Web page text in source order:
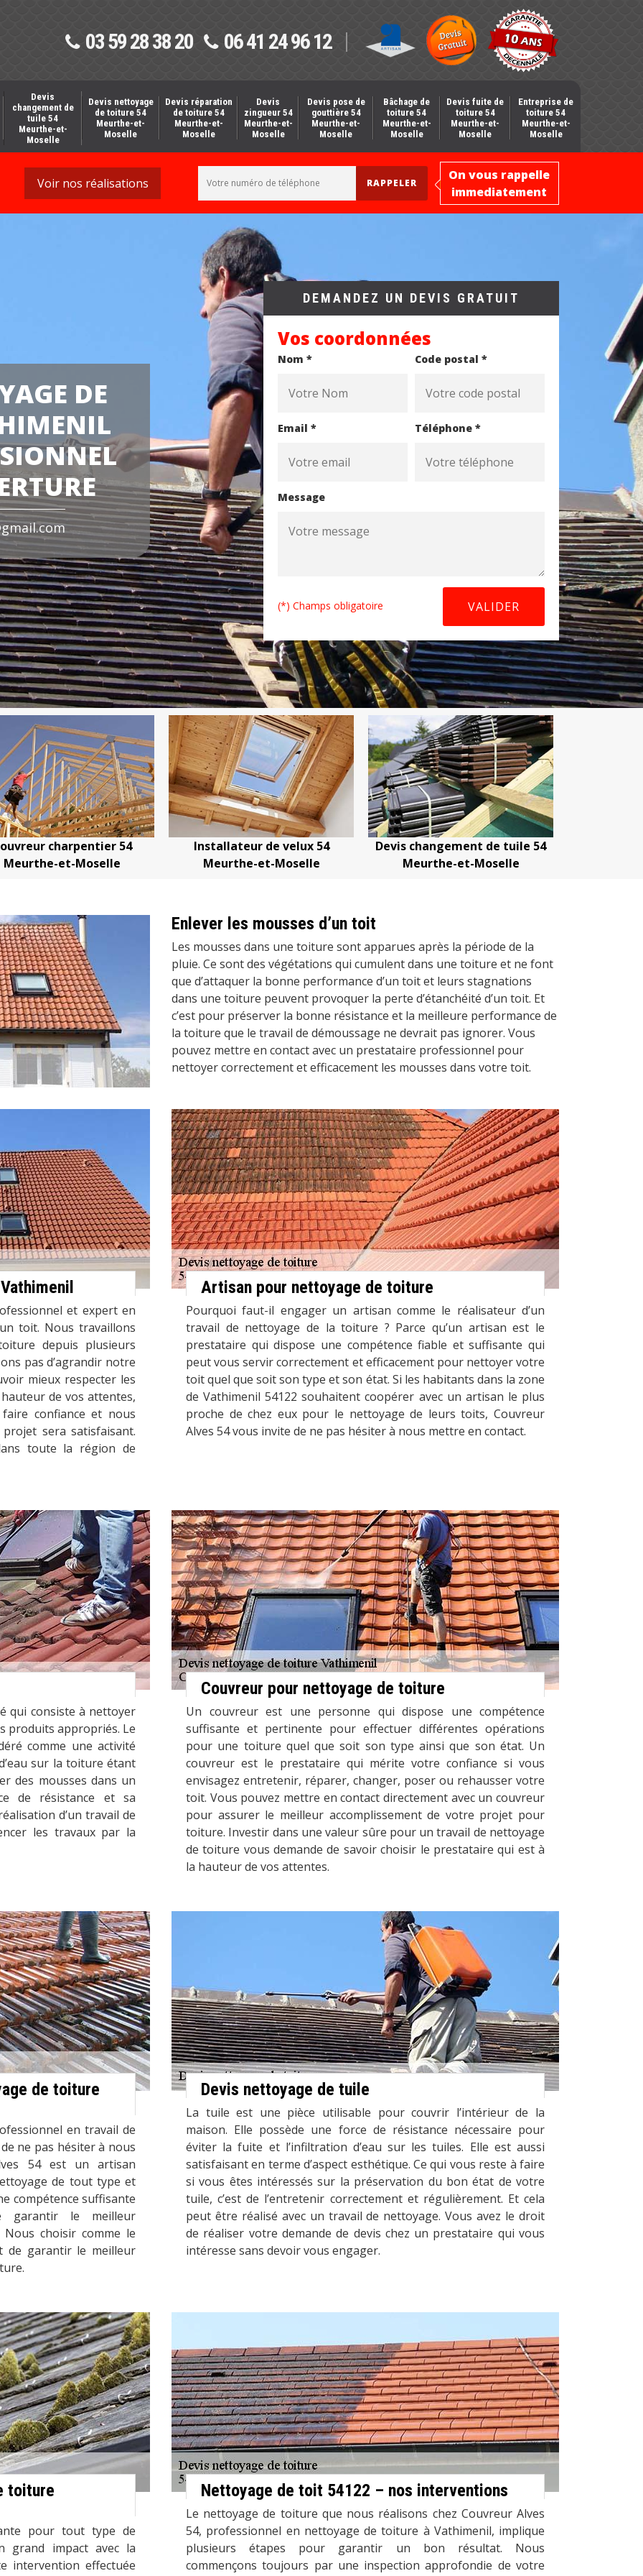
03 59 28 38 20 06 41 24 96 12
Devis
changement de
tuile 54
Meurthe-et-
Moselle
Devis nettoyage
de toiture 54
Meurthe-et-
Moselle
Devis réparation
de toiture 54
Meurthe-et-
Moselle
Devis
zingueur 54
Meurthe-et-
Moselle
Devis pose de
gouttière 54
Meurthe-et-
Moselle
Bâchage de
toiture 54
Meurthe-et-
Moselle
Devis fuite de
toiture 54
Meurthe-et-
Moselle
Entreprise de
toiture 54
Meurthe-et-
Moselle
Voir nos réalisations
On vous rappelle
immediatement
DE
DEMANDEZ UN DEVIS GRATUIT
Vos coordonnées
Nom * Code postal *
Email * Téléphone *
Message
(*) Champs obligatoire
charpentier 54
Meurthe-et-Moselle
Installateur de velux 54
Meurthe-et-Moselle
Devis changement de tuile 54
Meurthe-et-Moselle
Enlever les mousses d’un toit
Les mousses dans une toiture sont apparues après la période de la
pluie. Ce sont des végétations qui cumulent dans une toiture et ne font
que d’attaquer la bonne performance d’un toit et leurs stagnations
dans une toiture peuvent provoquer la perte d’étanchéité d’un toit. Et
c’est pour préserver la bonne résistance et la meilleure performance de
la toiture que le travail de démoussage ne devrait pas ignorer. Vous
pouvez mettre en contact avec un prestataire professionnel pour
nettoyer correctement et efficacement les mousses dans votre toit.
et expert en
toit. Nous travaillons
depuis plusieurs
pas d’agrandir notre
mieux respecter les
de vos attentes,
confiance et nous
sera satisfaisant.
toute la région de
Artisan pour nettoyage de toiture
Pourquoi faut-il engager un artisan comme le réalisateur d’un
travail de nettoyage de la toiture ? Parce qu’un artisan est le
prestataire qui dispose une compétence fiable et suffisante qui
peut vous servir correctement et efficacement pour nettoyer votre
toit quel que soit son type et son état. Si les habitants dans la zone
de Vathimenil 54122 souhaitent coopérer avec un artisan le plus
proche de chez eux pour le nettoyage de leurs toits, Couvreur
Alves 54 vous invite de ne pas hésiter à nous mettre en contact.
qui consiste à nettoyer
produits appropriés. Le
comme une activité
sur la toiture étant
des mousses dans un
de résistance et sa
d’un travail de
les travaux par la
Couvreur pour nettoyage de toiture
Un couvreur est une personne qui dispose une compétence
suffisante et pertinente pour effectuer différentes opérations
pour une toiture quel que soit son type ainsi que son état. Un
couvreur est le prestataire qui mérite votre confiance si vous
envisagez entretenir, réparer, changer, poser ou rehausser votre
toit. Vous pouvez mettre en contact directement avec un couvreur
pour assurer le meilleur accomplissement de votre projet pour
toiture. Investir dans une valeur sûre pour un travail de nettoyage
de toiture vous demande de savoir choisir le prestataire qui est à
la hauteur de vos attentes.
de toiture
en travail de
ne pas hésiter à nous
54 est un artisan
de tout type et
compétence suffisante
garantir le meilleur
choisir comme le
de garantir le meilleur
Devis nettoyage de tuile
La tuile est une pièce utilisable pour couvrir l’intérieur de la
maison. Elle possède une force de résistance nécessaire pour
éviter la fuite et l’infiltration d’eau sur les tuiles. Elle est aussi
satisfaisant en terme d’aspect esthétique. Ce qui vous reste à faire
si vous êtes intéressés sur la préservation du bon état de votre
tuile, c’est de l’entretenir correctement et régulièrement. Et cela
peut être réalisé avec un travail de nettoyage. Vous avez le droit
de réaliser votre demande de devis chez un prestataire qui vous
intéresse sans devoir vous engager.
toiture
pour tout type de
grand impact avec la
intervention effectuée
Nettoyage de toit 54122 – nos interventions
Le nettoyage de toiture que nous réalisons chez Couvreur Alves
54, professionnel en nettoyage de toiture à Vathimenil, implique
plusieurs étapes pour garantir un bon résultat. Nous
commençons toujours par une inspection approfondie de votre